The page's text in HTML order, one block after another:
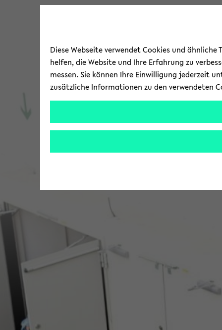
Diese Webseite verwendet Cookies und
helfen, die Website und Ihre Erfahrung zu
messen. Sie können Ihre Einwilligung jederzeit
zusätzliche Informationen zu den verwendeten